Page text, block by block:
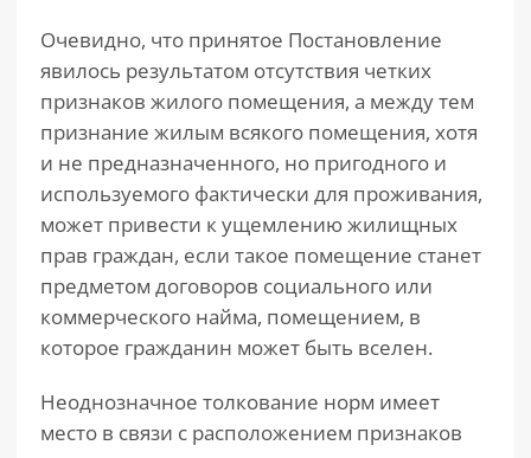
Очевидно, что принятое Постановление
явилось результатом отсутствия четких
признаков жилого помещения, а между тем
признание жилым всякого помещения, хотя
и не предназначенного, но пригодного и
используемого фактически для проживания,
может привести к ущемлению жилищных
прав граждан, если такое помещение станет
предметом договоров социального или
коммерческого найма, помещением, в
которое гражданин может быть вселен.
Неоднозначное толкование норм имеет
место в связи с расположением признаков